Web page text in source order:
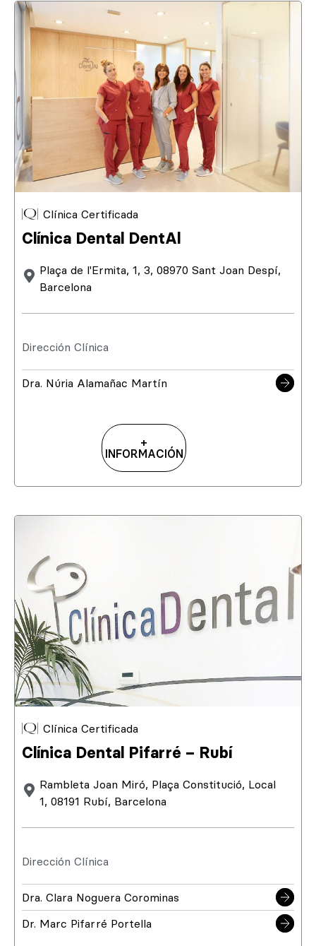
Clínica Certificada
Clínica Dental DentAl
Plaça de l'Ermita, 1, 3, 08970 Sant Joan Despí,
Barcelona
Dirección Clínica
Dra. Núria Alamañac Martín
+
INFORMACIÓN
Clínica Certificada
Clínica Dental Pifarré – Rubí
Rambleta Joan Miró, Plaça Constitució, Local
1, 08191 Rubí, Barcelona
Dirección Clínica
Dra. Clara Noguera Corominas
Dr. Marc Pifarré Portella